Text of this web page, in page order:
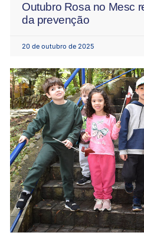
Outubro Rosa no Mesc
da prevenção
20 de outubro de 2025